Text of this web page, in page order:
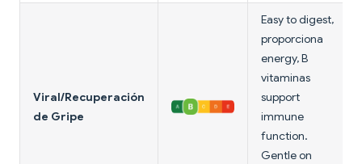
Viral/Recuperación
de Gripe
Easy to digest,
proporciona
energy, B
vitaminas
support
immune
function.
Gentle on